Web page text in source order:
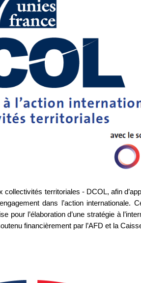
territoriales - DCOL, afin
dans l’action internationale.
l’élaboration d’une stratégie à
financièrement par l’AFD et la